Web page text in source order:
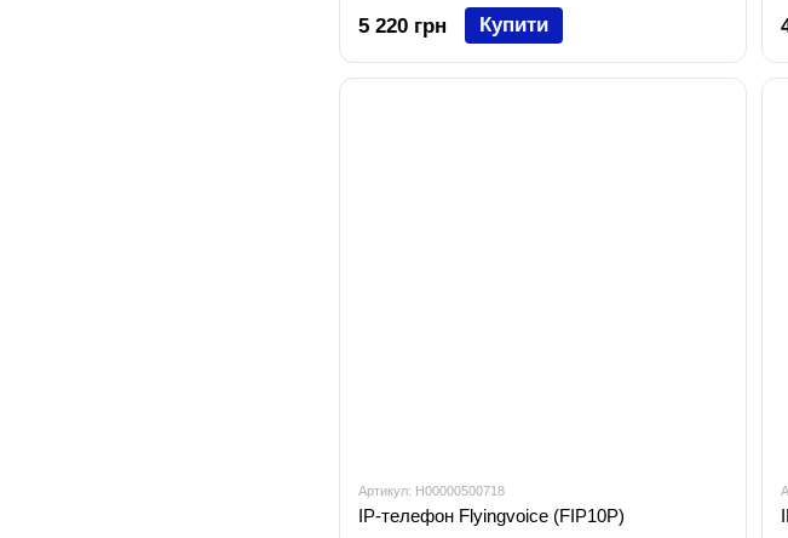
5 220 грн Купити
Артикул: H00000500718
IP-телефон Flyingvoice (FIP10P)